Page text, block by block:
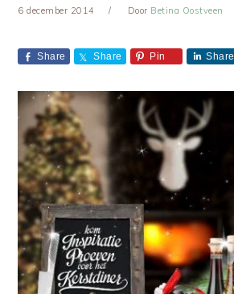
6 december 2014 Door Betina Oostveen
Share Share Pin Share